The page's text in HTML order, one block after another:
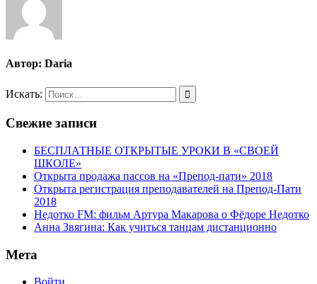
Автор: Daria
Искать:
Свежие записи
БЕСПЛАТНЫЕ ОТКРЫТЫЕ УРОКИ В «СВОЕЙ
ШКОЛЕ»
Открыта продажа пассов на «Препод-пати» 2018
Открыта регистрация преподавателей на Препод-Пати
2018
Недотко FM: фильм Артура Макарова о Фёдоре Недотко
Анна Звягина: Как учиться танцам дистанционно
Мета